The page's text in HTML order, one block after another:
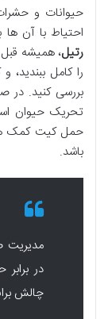
حیوانات و
احتیاط با آن ها
رتیل، همیشه
را کامل
بررسی کنید.
تحریک حیوان
حمل کیت کمک
باشد.
مدیریت
در
چالش